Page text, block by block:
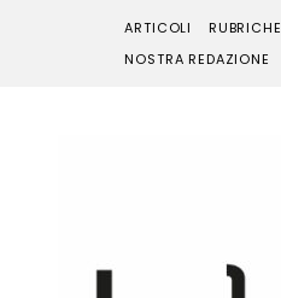
ARTICOLI RUBRICHE
NOSTRA REDAZIONE